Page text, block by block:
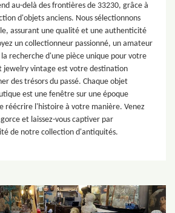
au-delà des frontières de 33230, grâce à
d'objets anciens. Nous sélectionnons
assurant une qualité et une authenticité
un collectionneur passionné, un amateur
recherche d'une pièce unique pour votre
jewelry vintage est votre destination
des trésors du passé. Chaque objet
est une fenêtre sur une époque
réécrire l'histoire à votre manière. Venez
et laissez-vous captiver par
de notre collection d'antiquités.